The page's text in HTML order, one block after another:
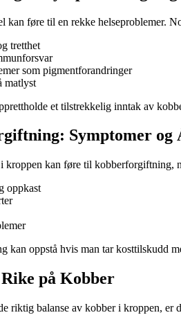
kan føre til en rekke helseproblemer.
tretthet
som pigmentforandringer
matlyst
et tilstrekkelig inntak av
Symptomer og
kroppen kan føre til kobberforgiftning,
oppkast
kan oppstå hvis man tar kosttilskudd
på Kobber
riktig balanse av kobber i kroppen,